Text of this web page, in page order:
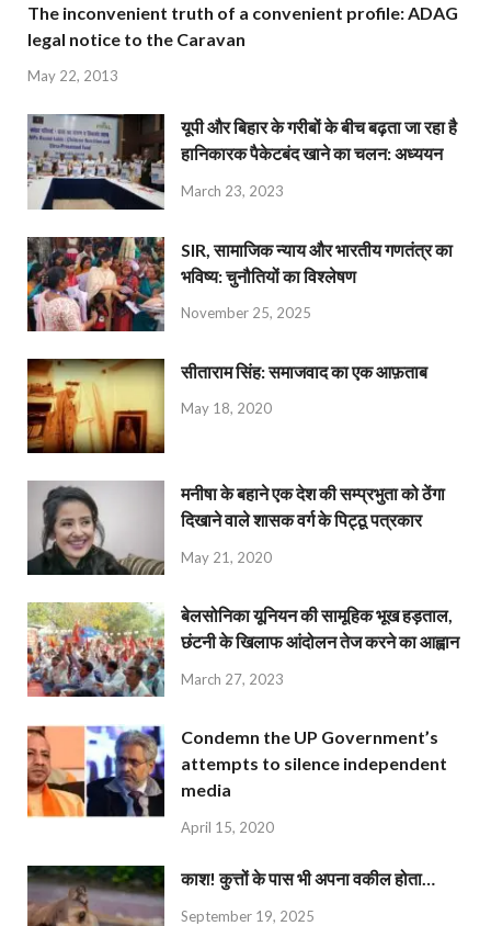
The inconvenient truth of a convenient profile: ADAG
legal notice to the Caravan
May 22, 2013
यूपी और बिहार के गरीबों के बीच बढ़ता जा रहा है
हानिकारक पैकेटबंद खाने का चलन: अध्ययन
March 23, 2023
SIR, सामाजिक न्याय और भारतीय गणतंत्र का
भविष्य: चुनौतियों का विश्लेषण
November 25, 2025
सीताराम सिंह: समाजवाद का एक आफ़ताब
May 18, 2020
मनीषा के बहाने एक देश की सम्प्रभुता को ठेंगा
दिखाने वाले शासक वर्ग के पिट्ठू पत्रकार
May 21, 2020
बेलसोनिका यूनियन की सामूहिक भूख हड़ताल,
छंटनी के खिलाफ आंदोलन तेज करने का आह्वान
March 27, 2023
Condemn the UP Government’s
attempts to silence independent
media
April 15, 2020
काश! कुत्तों के पास भी अपना वकील होता…
September 19, 2025